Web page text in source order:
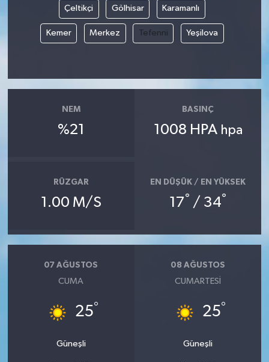
Çeltikçi Gölhisar Karamanlı
Kemer Merkez Tefenni Yeşilova
NEM
%21
BASINÇ
1008 HPA hpa
RÜZGAR
1.00 M/S
EN DÜŞÜK / EN YÜKSEK
17° / 34°
07 AĞUSTOS
CUMA
25°
Güneşli
08 AĞUSTOS
CUMARTESI
25°
Güneşli